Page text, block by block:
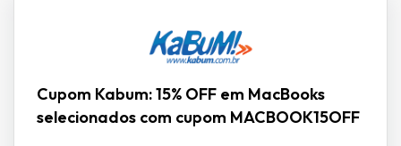
Cupom Kabum: 15% OFF em MacBooks
selecionados com cupom MACBOOK15OFF